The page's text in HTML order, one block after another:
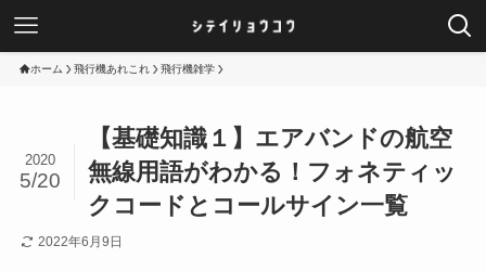
ホーム 飛行機あれこれ 飛行機雑学
【基礎知識１】エアバンドの航空
無線用語がわかる！フォネティッ
クコードとコールサイン一覧
2020
5/20
2022年6月9日